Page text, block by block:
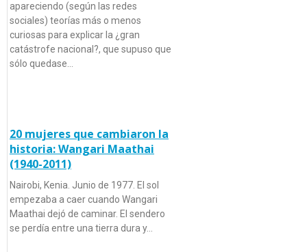
apareciendo (según las redes
sociales) teorías más o menos
curiosas para explicar la ¿gran
catástrofe nacional?, que supuso que
sólo quedase…
20 mujeres que cambiaron la
historia: Wangari Maathai
(1940-2011)
Nairobi, Kenia. Junio de 1977. El sol
empezaba a caer cuando Wangari
Maathai dejó de caminar. El sendero
se perdía entre una tierra dura y…